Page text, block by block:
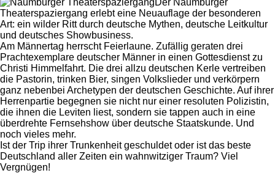
Theaterspaziergang erlebt eine Neuauflage der besonderen
Art: ein wilder Ritt durch deutsche Mythen, deutsche Leitkultur
und deutsches Showbusiness.
Am Männertag herrscht Feierlaune. Zufällig geraten drei
Prachtexemplare deutscher Männer in einen Gottesdienst zu
Christi Himmelfahrt. Die drei allzu deutschen Kerle vertreiben
die Pastorin, trinken Bier, singen Volkslieder und verkörpern
ganz nebenbei Archetypen der deutschen Geschichte. Auf ihrer
Herrenpartie begegnen sie nicht nur einer resoluten Polizistin,
die ihnen die Leviten liest, sondern sie tappen auch in eine
überdrehte Fernsehshow über deutsche Staatskunde. Und
noch vieles mehr.
Ist der Trip ihrer Trunkenheit geschuldet oder ist das beste
Deutschland aller Zeiten ein wahnwitziger Traum? Viel
Vergnügen!